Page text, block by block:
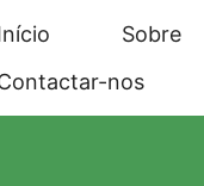
Sobre
nos